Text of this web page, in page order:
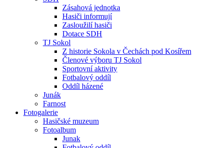
Zásahová jednotka
Hasiči informují
Zasloužilí hasiči
Dotace SDH
TJ Sokol
Z historie Sokola v Čechách pod Kosířem
Členové výboru TJ Sokol
Sportovní aktivity
Fotbalový oddíl
Oddíl házené
Junák
Farnost
Fotogalerie
Hasičské muzeum
Fotoalbum
Junak